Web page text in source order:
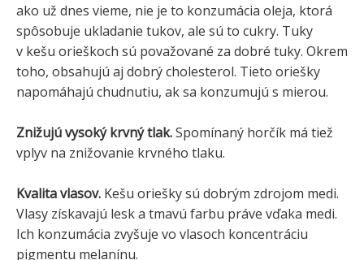
ako už dnes vieme, nie je to konzumácia oleja, ktorá
spôsobuje ukladanie tukov, ale sú to cukry. Tuky
v kešu orieškoch sú považované za dobré tuky. Okrem
toho, obsahujú aj dobrý cholesterol. Tieto oriešky
napomáhajú chudnutiu, ak sa konzumujú s mierou.
Znižujú vysoký krvný tlak.Spomínaný horčík má tiež
vplyv na znižovanie krvného tlaku.
Kvalita vlasov. Kešu oriešky sú dobrým zdrojom medi.
Vlasy získavajú lesk a tmavú farbu práve vďaka medi.
Ich konzumácia zvyšuje vo vlasoch koncentráciu
pigmentu melanínu.